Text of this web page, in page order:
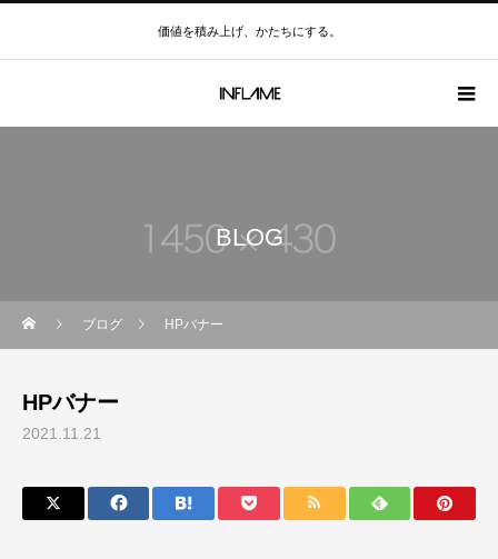
価値を積み上げ、かたちにする。
BLOG
ブログ HPバナー
HPバナー
2021.11.21